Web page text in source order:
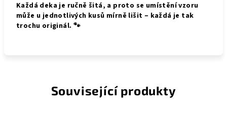
Každá deka je ručně šitá, a proto se umístění vzoru
může u jednotlivých kusů mírně lišit – každá je tak
trochu originál. 🐾
Související produkty